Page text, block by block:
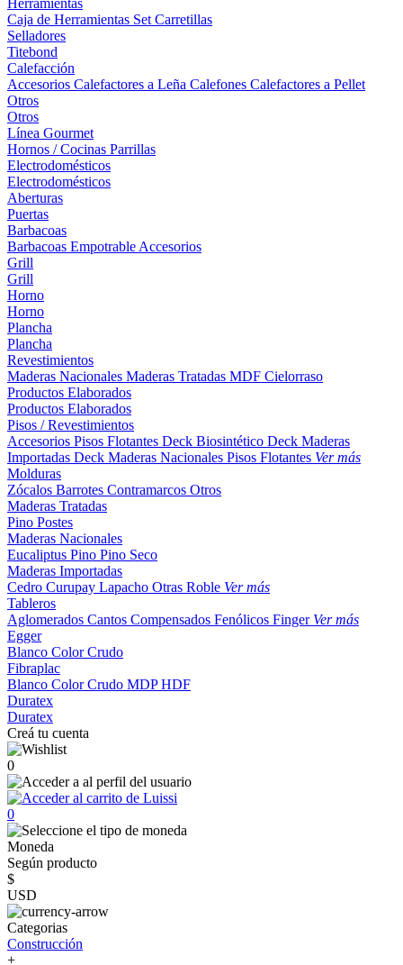
Herramientas
Caja de Herramientas Set Carretillas
Selladores
Titebond
Calefacción
Accesorios Calefactores a Leña Calefones Calefactores a Pellet
Otros
Otros
Línea Gourmet
Hornos / Cocinas Parrillas
Electrodomésticos
Electrodomésticos
Aberturas
Puertas
Barbacoas
Barbacoas Empotrable Accesorios
Grill
Grill
Horno
Horno
Plancha
Plancha
Revestimientos
Maderas Nacionales Maderas Tratadas MDF Cielorraso
Productos Elaborados
Productos Elaborados
Pisos / Revestimientos
Accesorios Pisos Flotantes Deck Biosintético Deck Maderas
Importadas Deck Maderas Nacionales Pisos Flotantes Ver más
Molduras
Zócalos Barrotes Contramarcos Otros
Maderas Tratadas
Pino Postes
Maderas Nacionales
Eucaliptus Pino Pino Seco
Maderas Importadas
Cedro Curupay Lapacho Otras Roble Ver más
Tableros
Aglomerados Cantos Compensados Fenólicos Finger Ver más
Egger
Blanco ColorCrudo
Fibraplac
Blanco ColorCrudo MDPHDF
Duratex
Duratex
Creá tu cuenta
0
0
Moneda
Según producto
$
USD
Categorias
Construcción
+